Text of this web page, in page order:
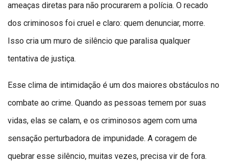
ameaças diretas para não procurarem a polícia. O recado
dos criminosos foi cruel e claro: quem denunciar, morre.
Isso cria um muro de silêncio que paralisa qualquer
tentativa de justiça.
Esse clima de intimidação é um dos maiores obstáculos no
combate ao crime. Quando as pessoas temem por suas
vidas, elas se calam, e os criminosos agem com uma
sensação perturbadora de impunidade. A coragem de
quebrar esse silêncio, muitas vezes, precisa vir de fora.